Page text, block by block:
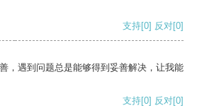
支持[0] 反对[0]
，遇到问题总是能够得到妥善解决，让我能
支持[0] 反对[0]